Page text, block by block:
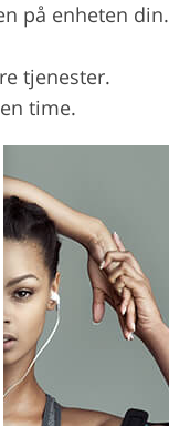
på enheten din.
tjenester.
time.